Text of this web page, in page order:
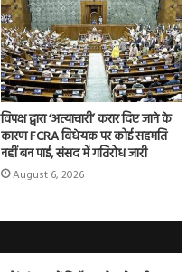
विपक्ष द्वारा ‘अत्याचारी’ करार दिए जाने के
कारण FCRA विधेयक पर कोई सहमति
नहीं बन पाई, संसद में गतिरोध जारी
August 6, 2026